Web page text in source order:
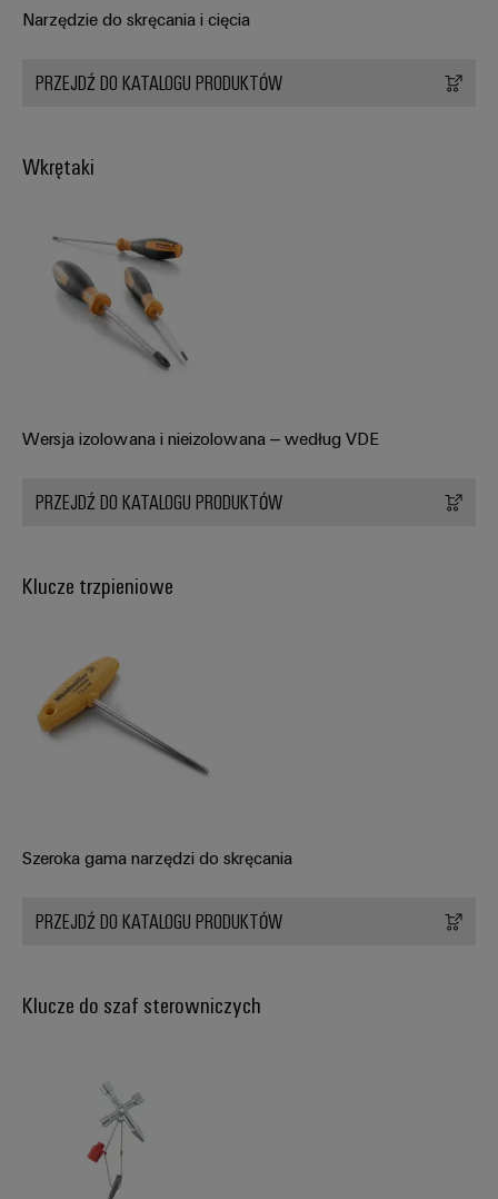
Narzędzie do skręcania i cięcia
PRZEJDŹ DO KATALOGU PRODUKTÓW
Wkrętaki
Wersja izolowana i nieizolowana – według VDE
PRZEJDŹ DO KATALOGU PRODUKTÓW
Klucze trzpieniowe
Szeroka gama narzędzi do skręcania
PRZEJDŹ DO KATALOGU PRODUKTÓW
Klucze do szaf sterowniczych